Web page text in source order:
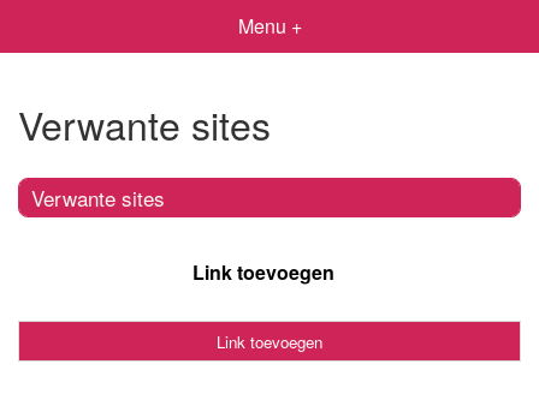
Menu +
Verwante sites
Verwante sites
Link toevoegen
Link toevoegen